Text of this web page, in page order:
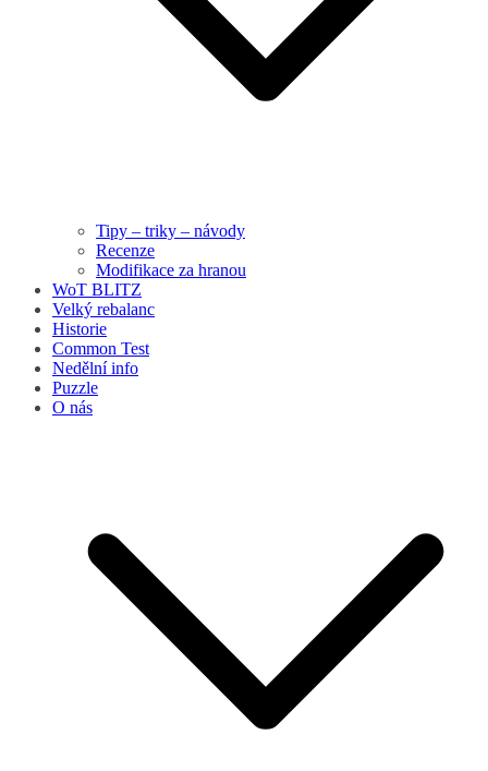
Tipy – triky – návody
Recenze
Modifikace za hranou
WoT BLITZ
Velký rebalanc
Historie
Common Test
Nedělní info
Puzzle
O nás